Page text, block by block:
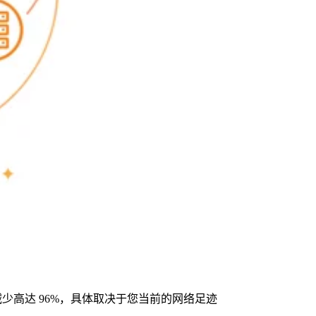
高达 96%，具体取决于您当前的网络足迹